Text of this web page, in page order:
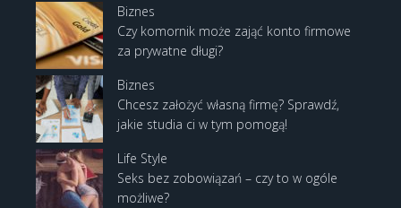
Biznes
Czy komornik może zająć konto firmowe
za prywatne długi?
Biznes
Chcesz założyć własną firmę? Sprawdź,
jakie studia ci w tym pomogą!
Life Style
Seks bez zobowiązań – czy to w ogóle
możliwe?